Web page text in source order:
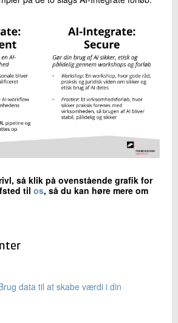
så klik på ovenstående grafik for
til os, så du kan høre mere om
data til at skabe værdi i din